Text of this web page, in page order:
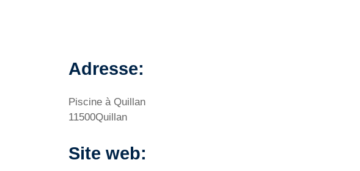
Adresse:
Piscine à Quillan
11500Quillan
Site web: